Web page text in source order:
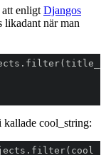
enligt Djangos
likadant när man
kallade cool_string: